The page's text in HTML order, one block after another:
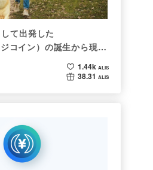
て出発した
コイン）の誕生から現在
証券性🐶
1.44k ALIS
38.31 ALIS